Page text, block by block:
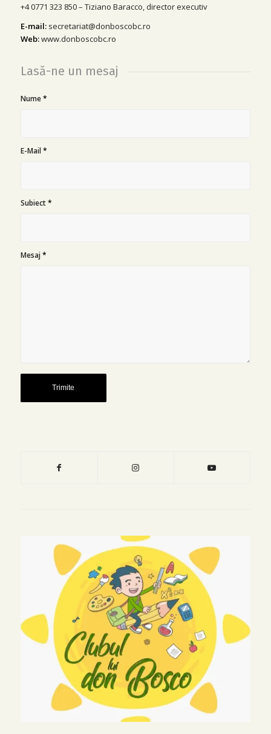
+4 0771 323 850 – Tiziano Baracco, director executiv
E-mail:secretariat@donboscobc.ro
Web:www.donboscobc.ro
Lasă-ne un mesaj
Nume*
E-Mail *
Subiect*
Mesaj *